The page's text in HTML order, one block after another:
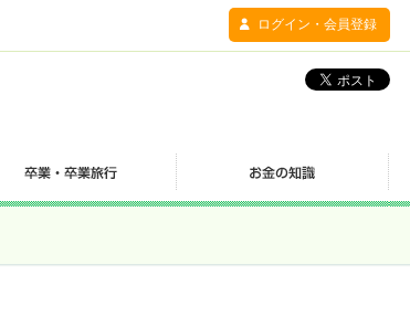
ログイン・会員登録